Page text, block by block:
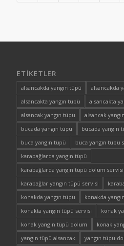
ETIKETLER
alsancakda yangın tüpü
alsancakda
alsancakta yangın tüpü
alsancakta
alsancak yangın tüpü
alsancak
bucada yangın tüpü
bucada yangın
buca yangın tüpü
buca yangın tüpü
karabağlarda yangın tüpü
karabağlarda yangın tüpü dolum servisi
karabağlar yangın tüpü servisi
konakda yangın tüpü
konakda
konakta yangın tüpü servisi
konak
konak yangın tüpü dolum
konak
yangın tüpü alsancak
yangın tüpü